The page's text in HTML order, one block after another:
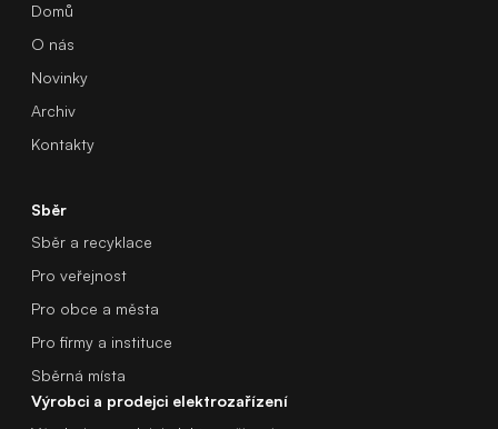
Domů
O nás
Novinky
Archiv
Kontakty
Sběr
Sběr a recyklace
Pro veřejnost
Pro obce a města
Pro firmy a instituce
Sběrná místa
Výrobci a prodejci elektrozařízení